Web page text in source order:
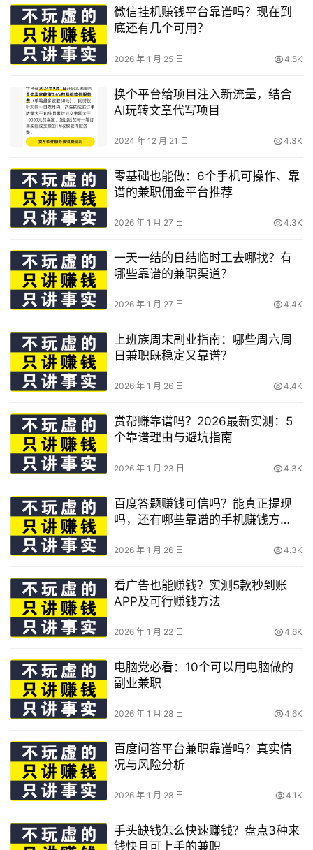
微信挂机赚钱平台靠谱吗？现在到
底还有几个可用？
2026 年 1 月 25 日 4.5K
换个平台给项目注入新流量，结合
AI玩转文章代写项目
2024 年 12 月 21 日 4.3K
零基础也能做：6个手机可操作、靠
谱的兼职佣金平台推荐
2026 年 1 月 27 日 4.3K
一天一结的日结临时工去哪找？有
哪些靠谱的兼职渠道？
2026 年 1 月 27 日 4.4K
上班族周末副业指南：哪些周六周
日兼职既稳定又靠谱？
2026 年 1 月 26 日 4.4K
赏帮赚靠谱吗？2026最新实测：5
个靠谱理由与避坑指南
2026 年 1 月 23 日 4.3K
百度答题赚钱可信吗？能真正提现
吗，还有哪些靠谱的手机赚钱方
2026 年 1 月 26 日 4.3K
看广告也能赚钱？实测5款秒到账
APP及可行赚钱方法
2026 年 1 月 22 日 4.6K
电脑党必看：10个可以用电脑做的
副业兼职
2026 年 1 月 28 日 4.6K
百度问答平台兼职靠谱吗？真实情
况与风险分析
2026 年 1 月 28 日 4.1K
手头缺钱怎么快速赚钱？盘点3种来
钱快且可上手的兼职